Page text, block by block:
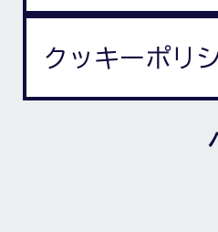
クッキーポリ